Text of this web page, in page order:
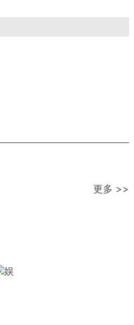
更多 >>